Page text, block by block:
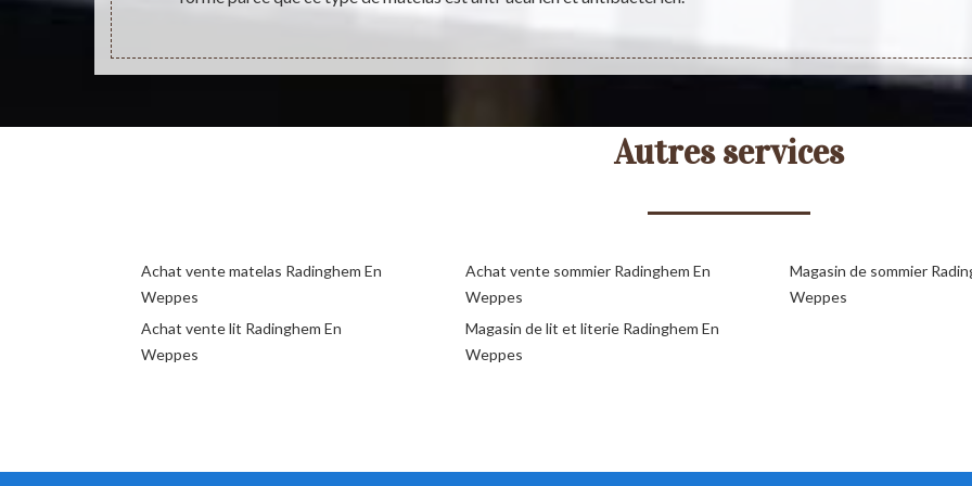
Autres services
Achat vente matelas Radinghem En
Weppes
Achat vente lit Radinghem En
Weppes
Achat vente sommier Radinghem En
Weppes
Magasin de lit et literie Radinghem En
Weppes
Magasin de sommier
Weppes